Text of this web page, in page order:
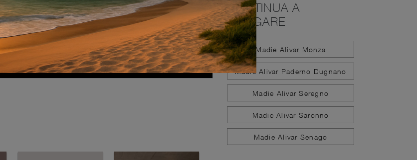
INVIA
CONTINUA A
NAVIGARE
Madie Alivar Monza
Madie Alivar Paderno Dugnano
Madie Alivar Seregno
Madie Alivar Saronno
Madie Alivar Senago